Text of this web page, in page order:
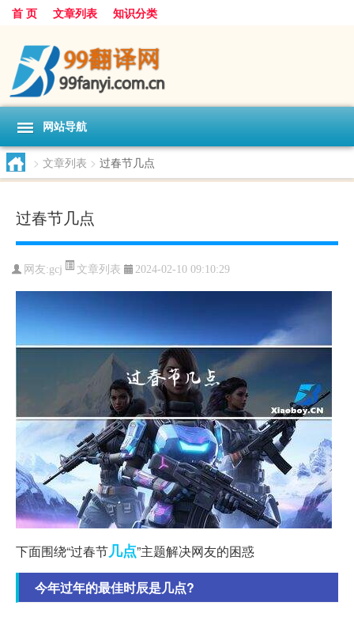
首 页 文章列表 知识分类
网站导航
> 文章列表 > 过春节几点
过春节几点
网友:gcj 文章列表 2024-02-10 09:10:29
下面围绕“过春节几点”主题解决网友的困惑
今年过年的最佳时辰是几点?